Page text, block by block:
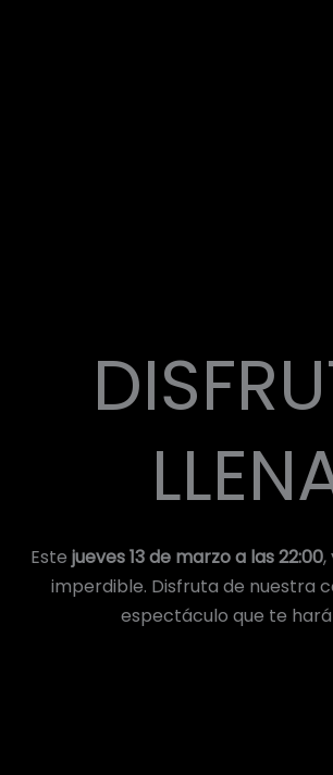
Este jueves 13 de marzo a las 22:00,
imperdible. Disfruta de nuestra
espectáculo que te